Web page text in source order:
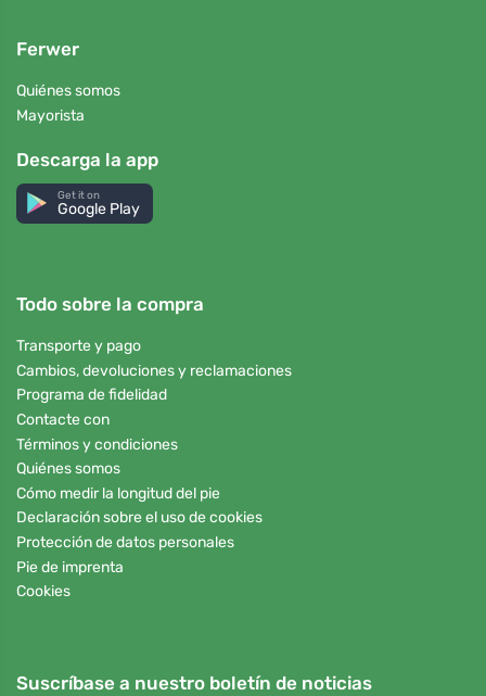
Ferwer
Quiénes somos
Mayorista
Descarga la app
Get it on
Google Play
Todo sobre la compra
Transporte y pago
Cambios, devoluciones y reclamaciones
Programa de fidelidad
Contacte con
Términos y condiciones
Quiénes somos
Cómo medir la longitud del pie
Declaración sobre el uso de cookies
Protección de datos personales
Pie de imprenta
Cookies
Suscríbase a nuestro boletín de noticias